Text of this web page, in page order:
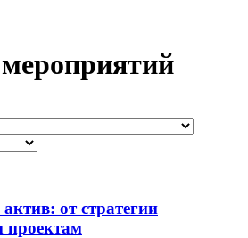
от стратегии
проектам